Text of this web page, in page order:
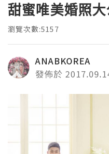
甜蜜唯美婚照
瀏覽次數:5157
ANABKOREA
發佈於